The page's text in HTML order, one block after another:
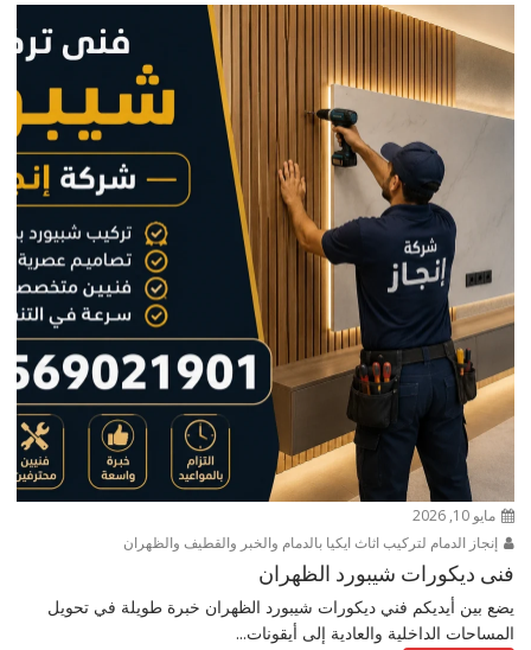
مايو 10, 2026
إنجاز الدمام لتركيب اثاث ايكيا بالدمام والخبر والقطيف والظهران
فنى ديكورات شيبورد الظهران
يضع بين أيديكم فني ديكورات شيبورد الظهران خبرة طويلة في تحويل
المساحات الداخلية والعادية إلى أيقونات...